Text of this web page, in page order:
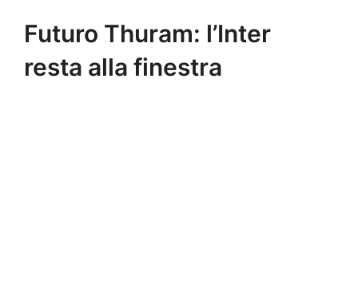
Futuro Thuram: l’Inter
resta alla finestra